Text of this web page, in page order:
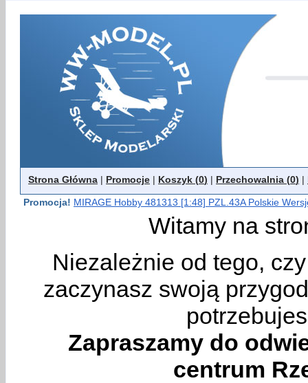
Strona Główna | Promocje | Koszyk (0) | Przechowalnia (0) |
Promocja! MIRAGE Hobby 481313 [1:48] PZL.43A Polskie
Witamy na
Niezależnie od tego,
zaczynasz swoją
Zapraszamy do
centrum